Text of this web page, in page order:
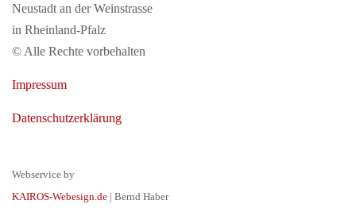
Neustadt an der Weinstrasse
in Rheinland-Pfalz
© Alle Rechte vorbehalten
Impressum
Datenschutzerklärung
Webservice by
KAIROS-Webesign.de | Bernd Haber